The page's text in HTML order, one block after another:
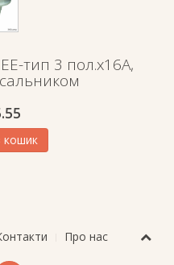
тип 3 пол.х16А,
кошик
Про нас